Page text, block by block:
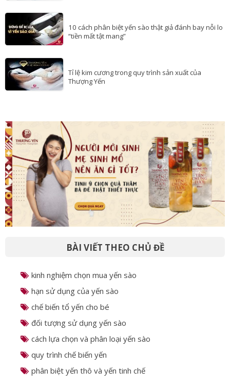
10 cách phân biệt yến sào thật giả đánh bay nỗi lo
“tiền mất tật mang”
Tỉ lệ kim cương trong quy trình sản xuất của
Thượng Yến
BÀI VIẾT THEO CHỦ ĐỀ
kinh nghiệm chọn mua yến sào
hạn sử dụng của yến sào
chế biến tổ yến cho bé
đối tượng sử dụng yến sào
cách lựa chọn và phân loại yến sào
quy trình chế biến yến
phân biệt yến thô và yến tinh chế